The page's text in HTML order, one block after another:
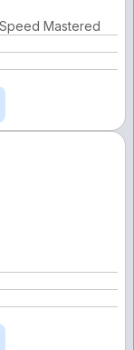
Mastered